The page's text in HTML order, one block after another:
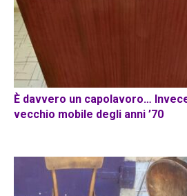
È davvero un capolavoro…
vecchio mobile degli anni ’70